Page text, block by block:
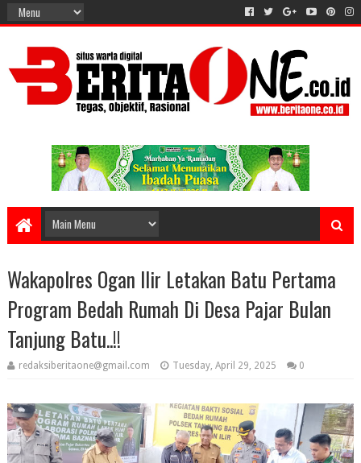
Wakapolres Ogan Ilir Letakan Batu Pertama
Program Bedah Rumah Di Desa Pajar Bulan
Tanjung Batu..!!
redaksiberitaone@gmail.com Tuesday, April 29, 2025 0